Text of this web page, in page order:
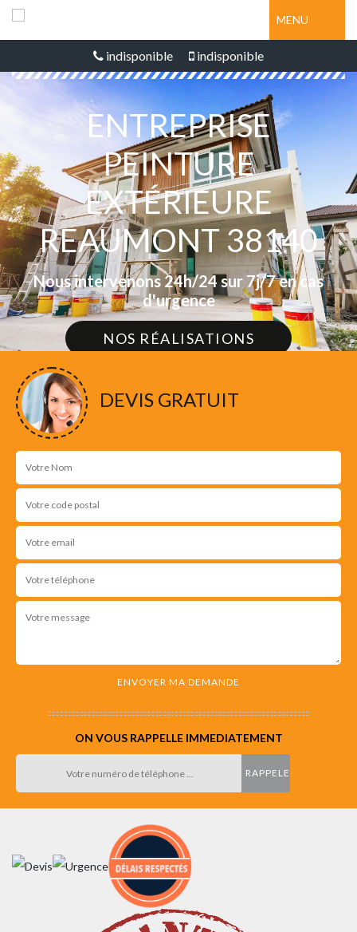
MENU
indisponible indisponible
ENTREPRISE
PEINTURE
EXTÉRIEURE
REAUMONT 38140
Nous intervenons 24h/24 sur 7j/7 en cas
d'urgence
NOS RÉALISATIONS
DEVIS GRATUIT
ON VOUS RAPPELLE IMMEDIATEMENT